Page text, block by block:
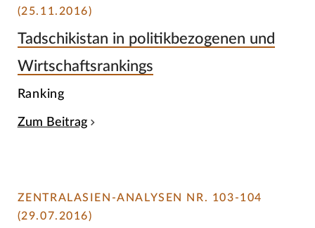
(25.11.2016)
Tadschikistan in politikbezogenen und
Wirtschaftsrankings
Ranking
Zum Beitrag
ZENTRALASIEN-ANALYSEN NR. 103-104
(29.07.2016)